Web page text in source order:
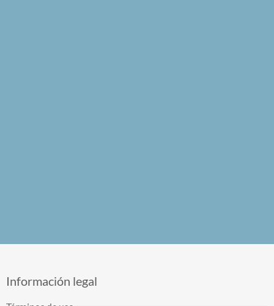
Información legal